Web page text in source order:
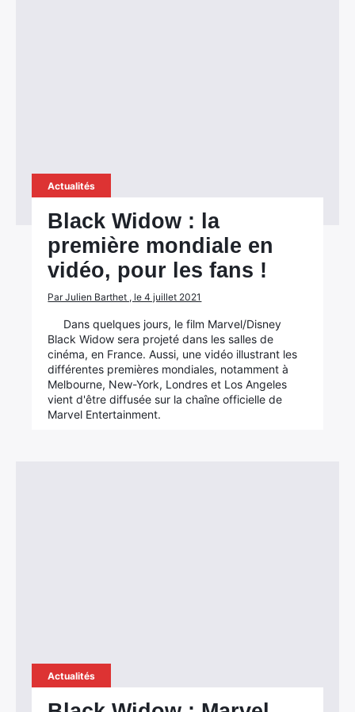
Actualités
Black Widow : la
première mondiale en
vidéo, pour les fans !
Par Julien Barthet , le 4 juillet 2021
Dans quelques jours, le film Marvel/Disney
Black Widow sera projeté dans les salles de
cinéma, en France. Aussi, une vidéo illustrant les
différentes premières mondiales, notamment à
Melbourne, New-York, Londres et Los Angeles
vient d'être diffusée sur la chaîne officielle de
Marvel Entertainment.
Actualités